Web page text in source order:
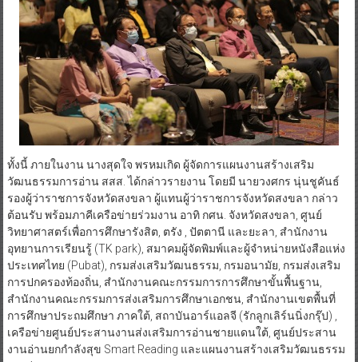
ทั้งนี้ ภายในงาน นางสุดใจ พรหมเกิด ผู้จัดการแผนงานสร้างเสริม
วัฒนธรรมการอ่าน สสส. ได้กล่าวรายงาน โดยมี นายวงศกร นุ่นชูคันธ์
รองผู้ว่าราชการจังหวัดสงขลา ผู้แทนผู้ว่าราชการจังหวัดสงขลา กล่าว
ต้อนรับ พร้อมภาคีเครือข่ายร่วมงาน อาทิ กศน. จังหวัดสงขลา, ศูนย์
วิทยาศาสตร์เพื่อการศึกษารังสิต, ตรัง , ปัตตานี และยะลา, สำนักงาน
อุทยานการเรียนรู้ (TK park), สมาคมผู้จัดพิมพ์และผู้จำหน่ายหนังสือแห่ง
ประเทศไทย (Pubat), กรมส่งเสริมวัฒนธรรม, กรมอนามัย, กรมส่งเสริม
การปกครองท้องถิ่น, สำนักงานคณะกรรมการการศึกษาขั้นพื้นฐาน,
สำนักงานคณะกรรมการส่งเสริมการศึกษาเอกชน, สำนักงานเขตพื้นที่
การศึกษาประถมศึกษา ภาคใต้, สถาบันอาร์แอลจี (รักลูกเลิร์นนิ่งกรุ๊ป) ,
เครือข่ายศูนย์ประสานงานส่งเสริมการอ่านชายแดนใต้, ศูนย์ประสาน
งานอ่านยกกำลังสุข Smart Reading และแผนงานสร้างเสริมวัฒนธรรม